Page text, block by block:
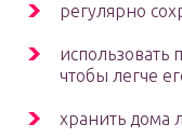
регулярно
использовать
чтобы легче
хранить дома